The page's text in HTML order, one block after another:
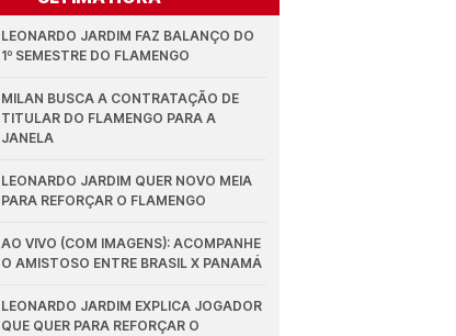
LEONARDO JARDIM FAZ BALANÇO DO
1º SEMESTRE DO FLAMENGO
MILAN BUSCA A CONTRATAÇÃO DE
TITULAR DO FLAMENGO PARA A
JANELA
LEONARDO JARDIM QUER NOVO MEIA
PARA REFORÇAR O FLAMENGO
AO VIVO (COM IMAGENS): ACOMPANHE
O AMISTOSO ENTRE BRASIL X PANAMÁ
LEONARDO JARDIM EXPLICA JOGADOR
QUE QUER PARA REFORÇAR O